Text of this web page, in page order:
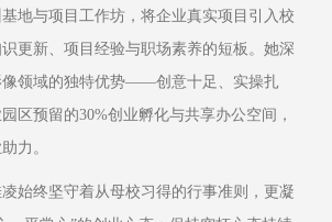
地与项目工作坊，将企业真实项目引入校
更新、项目经验与职场素养的短板。她深
像领域的独特优势——创意十足、实操扎
区预留的30%创业孵化与共享办公空间，
力。
始终坚守着从母校习得的行事准则，更凝